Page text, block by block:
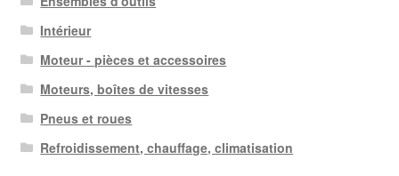
Intérieur
Moteur - pièces et accessoires
Moteurs, boîtes de vitesses
Pneus et roues
Refroidissement, chauffage, climatisation